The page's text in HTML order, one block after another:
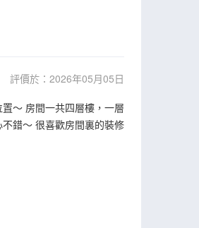
評價於：2026年05月05日
～ 房間一共四層樓，一層
錯～ 很喜歡房間裏的裝修